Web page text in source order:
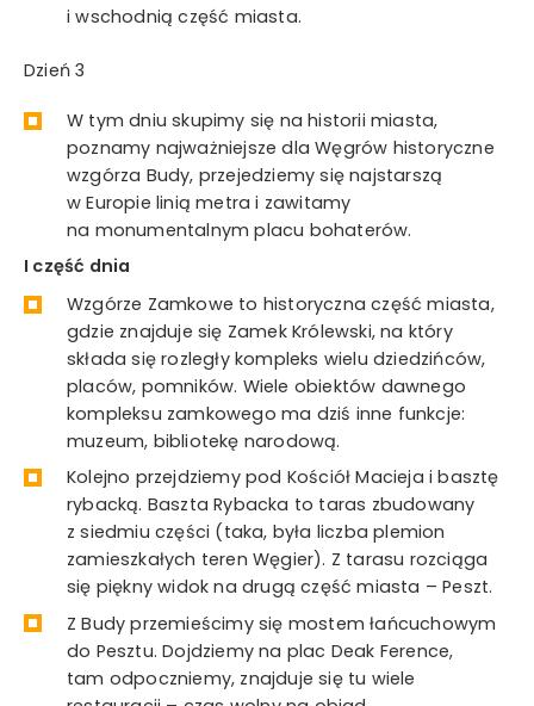
i wschodnią część miasta.
Dzień 3
W tym dniu skupimy się na historii miasta,
poznamy najważniejsze dla Węgrów historyczne
wzgórza Budy, przejedziemy się najstarszą
w Europie linią metra i zawitamy
na monumentalnym placu bohaterów.
I część dnia
Wzgórze Zamkowe to historyczna część miasta,
gdzie znajduje się Zamek Królewski, na który
składa się rozległy kompleks wielu dziedzińców,
placów, pomników. Wiele obiektów dawnego
kompleksu zamkowego ma dziś inne funkcje:
muzeum, bibliotekę narodową.
Kolejno przejdziemy pod Kościół Macieja i basztę
rybacką. Baszta Rybacka to taras zbudowany
z siedmiu części (taka, była liczba plemion
zamieszkałych teren Węgier). Z tarasu rozciąga
się piękny widok na drugą część miasta – Peszt.
Z Budy przemieścimy się mostem łańcuchowym
do Pesztu. Dojdziemy na plac Deak Ference,
tam odpoczniemy, znajduje się tu wiele